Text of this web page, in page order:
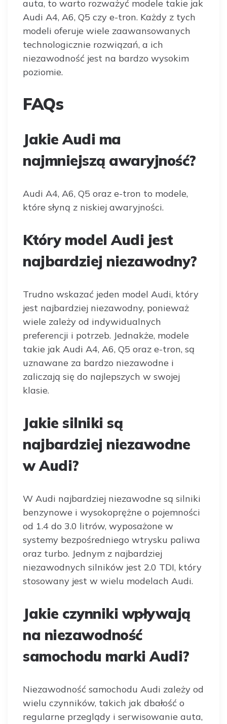
auta, to warto rozważyć modele takie jak
Audi A4, A6, Q5 czy e-tron. Każdy z tych
modeli oferuje wiele zaawansowanych
technologicznie rozwiązań, a ich
niezawodność jest na bardzo wysokim
poziomie.
FAQs
Jakie Audi ma
najmniejszą awaryjność?
Audi A4, A6, Q5 oraz e-tron to modele,
które słyną z niskiej awaryjności.
Który model Audi jest
najbardziej niezawodny?
Trudno wskazać jeden model Audi, który
jest najbardziej niezawodny, ponieważ
wiele zależy od indywidualnych
preferencji i potrzeb. Jednakże, modele
takie jak Audi A4, A6, Q5 oraz e-tron, są
uznawane za bardzo niezawodne i
zaliczają się do najlepszych w swojej
klasie.
Jakie silniki są
najbardziej niezawodne
w Audi?
W Audi najbardziej niezawodne są silniki
benzynowe i wysokoprężne o pojemności
od 1.4 do 3.0 litrów, wyposażone w
systemy bezpośredniego wtrysku paliwa
oraz turbo. Jednym z najbardziej
niezawodnych silników jest 2.0 TDI, który
stosowany jest w wielu modelach Audi.
Jakie czynniki wpływają
na niezawodność
samochodu marki Audi?
Niezawodność samochodu Audi zależy od
wielu czynników, takich jak dbałość o
regularne przeglądy i serwisowanie auta,